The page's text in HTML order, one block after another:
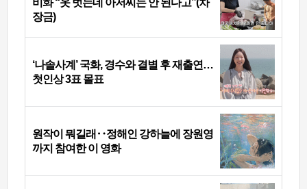
비화 “옷 벗는데 아저씨는 안 된다고”(차
장금)
‘나솔사계’ 국화, 경수와 결별 후 재출연…
첫인상 3표 몰표
원작이 뭐길래‥정해인 강하늘에 장원영
까지 참여한 이 영화